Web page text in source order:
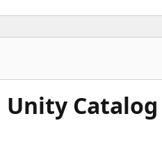
Unity Catalog